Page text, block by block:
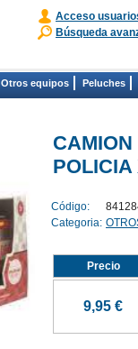
Acceso
Búsqueda
Otros equipos Peluches
POLICIA
Código:
Categoria:
Precio
9,95 €